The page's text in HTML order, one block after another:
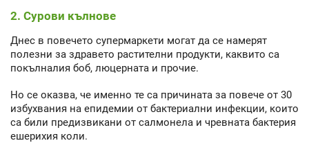
2. Сурови кълнове
Днес в повечето супермаркети могат да се намерят
полезни за здравето растителни продукти, каквито са
покълналия боб, люцерната и прочие.
Но се оказва, че именно те са причината за повече от 30
избухвания на епидемии от бактериални инфекции, които
са били предизвикани от салмонела и чревната бактерия
ешерихия коли.